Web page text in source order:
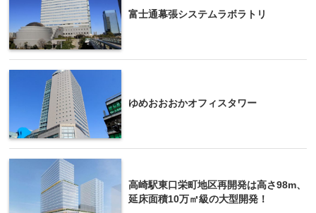
富士通幕張システムラボラトリ
ゆめおおおかオフィスタワー
高崎駅東口栄町地区再開発は高さ98m、
延床面積10万㎡級の大型開発！